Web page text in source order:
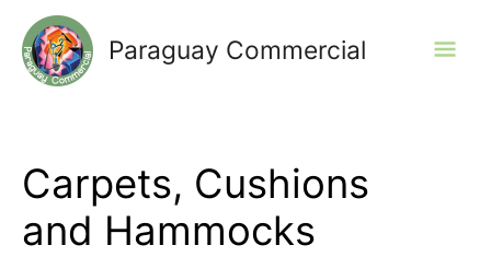
contenido
Paraguay Commercial
Carpets, Cushions
and Hammocks